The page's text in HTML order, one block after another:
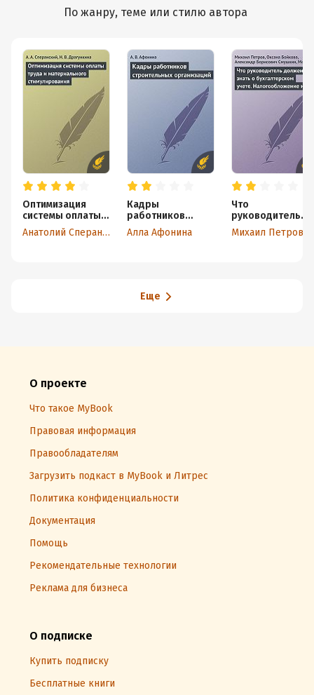
По жанру, теме или стилю автора
Оптимизация
системы оплаты
труда и
материального Анатолий Сперанский
Кадры
работников
строительных
организаций
Алла Афонина
Что
руководитель
должен знать о
бухгалтерском
Михаил Петров
Еще
О проекте
Что такое MyBook
Правовая информация
Правообладателям
Загрузить подкаст в MyBook и Литрес
Политика конфиденциальности
Документация
Помощь
Рекомендательные технологии
Реклама для бизнеса
О подписке
Купить подписку
Бесплатные книги